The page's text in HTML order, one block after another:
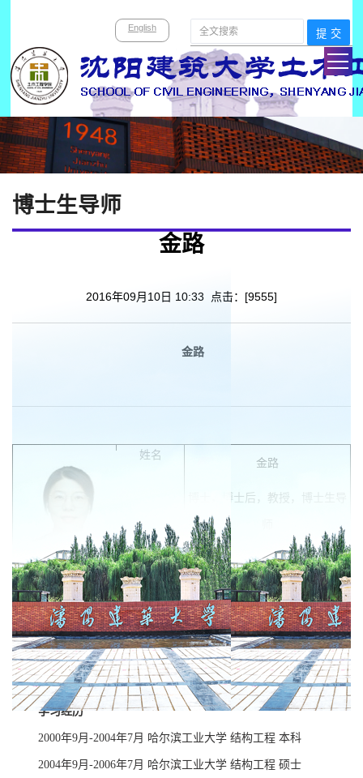
English
金路
2016年09月10日 10:33 点击：[9555]
金路
姓名
金路
博士，博士后，教授，博士生导
院系 土木工程学院
电话 15802490629
电子信箱 jinlu@sjzu.edu.cn
学习经历
2000年9月-2004年7月 哈尔滨工业大学 结构工程 本科
2004年9月-2006年7月 哈尔滨工业大学 结构工程 硕士
博士生导师